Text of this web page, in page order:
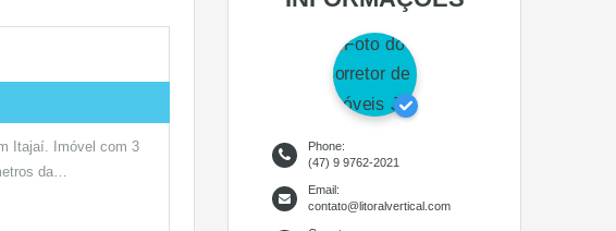
Itajaí. Imóvel com 3
da…
Phone:
(47) 9 9762-2021
Email:
contato@litoralvertical.com